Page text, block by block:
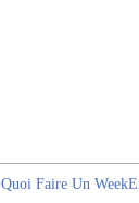
Quoi Faire Un